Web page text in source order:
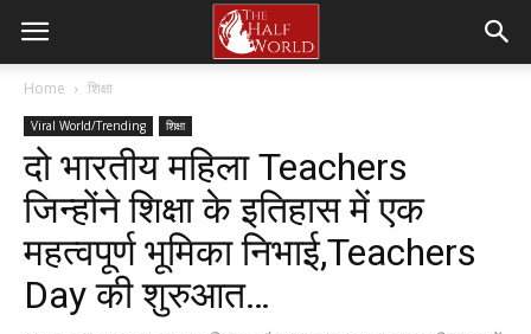
Home शिक्षा
Viral World/Trending शिक्षा
दो भारतीय महिला Teachers
जिन्होंने शिक्षा के इतिहास में एक
महत्वपूर्ण भूमिका निभाई,Teachers
Day की शुरुआत…